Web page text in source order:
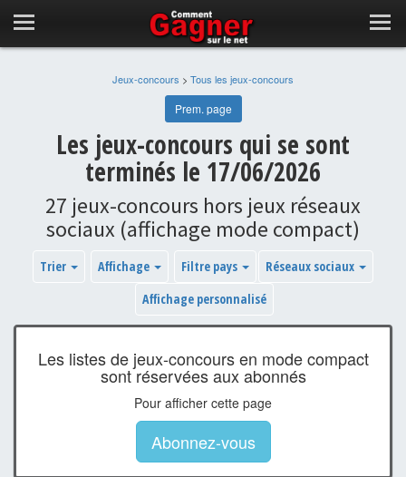
Jeux-concours > Tous les jeux-concours
Prem. page
Les jeux-concours qui se sont
terminés le 17/06/2026
27 jeux-concours hors jeux réseaux
sociaux (affichage mode compact)
Trier Affichage Filtre pays
Réseaux sociaux
Affichage personnalisé
Les listes de jeux-concours en mode compact
sont réservées aux abonnés
Pour afficher cette page
Abonnez-vous